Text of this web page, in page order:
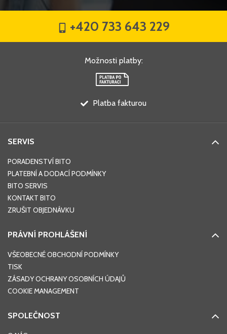
+420 733 643 229
Možnosti platby:
Platba fakturou
SERVIS
PORADENSTVÍ BITO
PLATEBNÍ A DODACÍ PODMÍNKY
BITO SERVIS
KONTAKT BITO
ZRUŠIT OBJEDNÁVKU
PRÁVNÍ PROHLÁŠENÍ
VŠEOBECNÉ OBCHODNÍ PODMÍNKY
TISK
ZÁSADY OCHRANY OSOBNÍCH ÚDAJŮ
COOKIE MANAGEMENT
SPOLEČNOST